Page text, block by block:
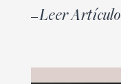
Leer Artículo